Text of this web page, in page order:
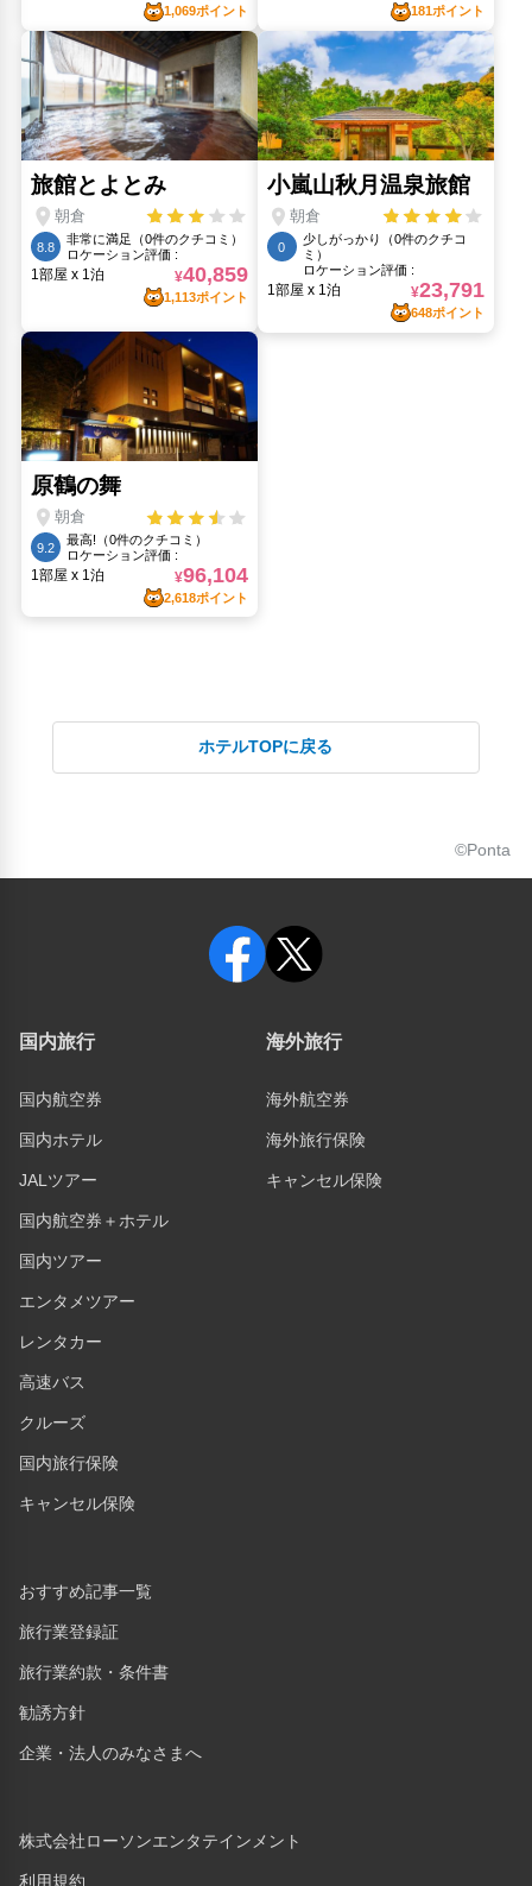
ホテルTOPに戻る
©Ponta
国内旅行
国内航空券
国内ホテル
JALツアー
国内航空券＋ホテル
国内ツアー
エンタメツアー
レンタカー
高速バス
クルーズ
国内旅行保険
キャンセル保険
海外旅行
海外航空券
海外旅行保険
キャンセル保険
おすすめ記事一覧
旅行業登録証
旅行業約款・条件書
勧誘方針
企業・法人のみなさまへ
株式会社ローソンエンタテインメント
利用規約